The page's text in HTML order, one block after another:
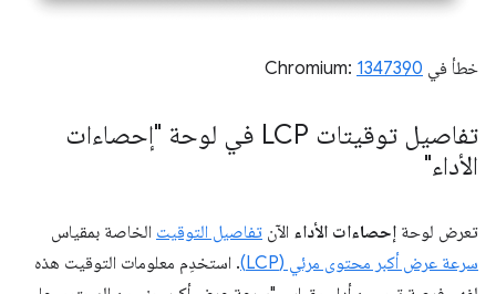
خطأ في Chromium: 1347390
تفاصيل توقيتات LCP في لوحة "إحصاءات
الأداء"
تعرض لوحة إحصاءات الأداء الآن تفاصيل التوقيت الخاصة بمقياس
سرعة عرض أكبر محتوى مرئي (LCP)
. استخدِم معلومات التوقيت هذه